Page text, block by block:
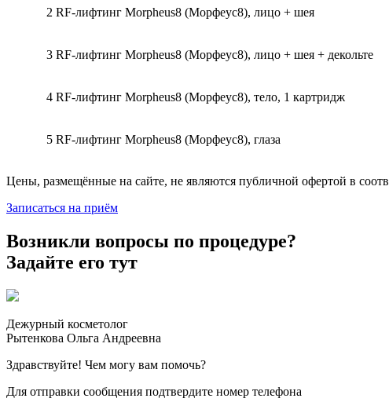
2 RF-лифтинг Morpheus8 (Морфеус8), лицо + шея
3 RF-лифтинг Morpheus8 (Морфеус8), лицо + шея + декольте
4 RF-лифтинг Morpheus8 (Морфеус8), тело, 1 картридж
5 RF-лифтинг Morpheus8 (Морфеус8), глаза
Цены, размещённые на сайте, не являются публичной офертой в
Записаться на приём
Возникли вопросы по процедуре?
Задайте его тут
Дежурный косметолог
Рытенкова Ольга Андреевна
Здравствуйте! Чем могу вам помочь?
Для отправки сообщения подтвердите номер телефона